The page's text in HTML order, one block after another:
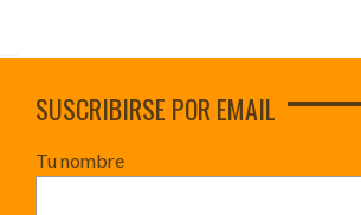
SUSCRIBIRSE POR EMAIL
Tu nombre